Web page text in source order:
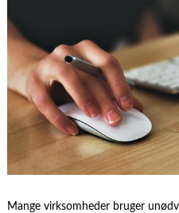
Mange virksomheder bruger